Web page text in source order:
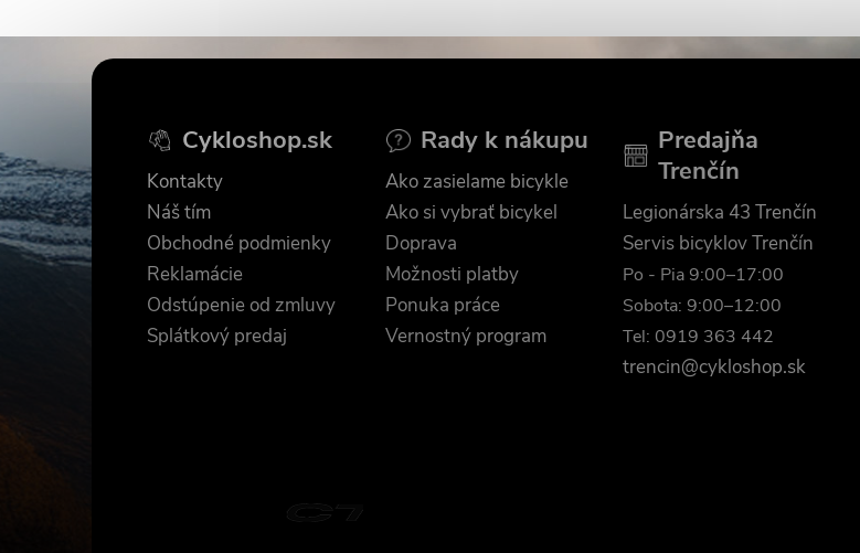
á
p
ä
Cykloshop.sk
Kontakty
Náš tím
Obchodné podmienky
Reklamácie
Odstúpenie od zmluvy
Splátkový predaj
Rady k nákupu
Ako zasielame bicykle
Ako si vybrať bicykel
Doprava
Možnosti platby
Ponuka práce
Vernostný program
Predajňa
Trenčín
Legionárska 43 Trenčín
Servis bicyklov Trenčín
Po - Pia 9:00–17:00
Sobota: 9:00–12:00
Tel: 0919 363 442
trencin@cykloshop.sk